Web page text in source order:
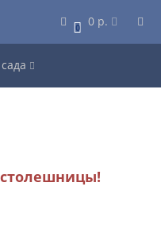
0 0 р.